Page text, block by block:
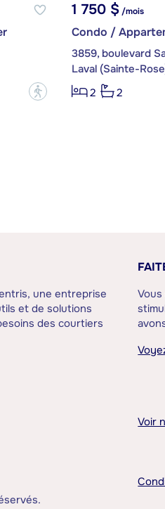
?
1 750 $/mois
Condo /
3859, boulevard
Laval (Sainte-
2
2
une entreprise
et de solutions
des courtiers
Voir